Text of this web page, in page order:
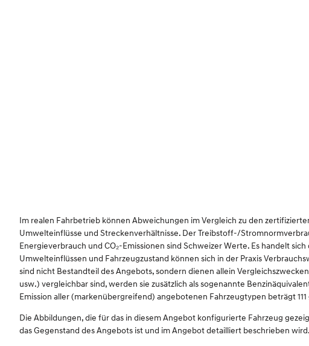
Im realen Fahrbetrieb können Abweichungen im Vergleich zu den
Umwelteinflüsse und Streckenverhältnisse. Der Treibstoff-/
Energieverbrauch und CO₂-Emissionen sind Schweizer Werte. Es handelt
Umwelteinflüssen und Fahrzeugzustand können sich in der Praxis
sind nicht Bestandteil des Angebots, sondern dienen allein
usw.) vergleichbar sind, werden sie zusätzlich als sogenannte
Emission aller (markenübergreifend) angebotenen Fahrzeugtypen beträgt
Die Abbildungen, die für das in diesem Angebot konfigurierte Fahrzeug
das Gegenstand des Angebots ist und im Angebot detailliert beschrieben wird.